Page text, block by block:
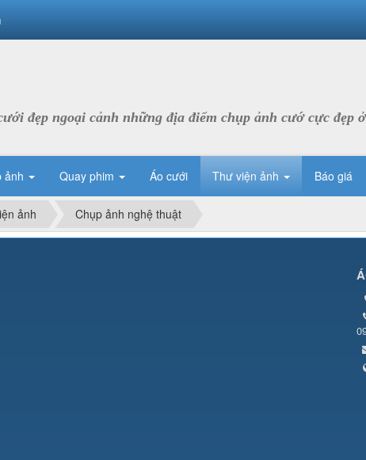
đẹp ngoại cảnh những địa điểm chụp ảnh cướ cực đẹp
ảnh Quay phim Áo cưới Thư viện ảnh Báo giá
ảnh Chụp ảnh nghệ thuật